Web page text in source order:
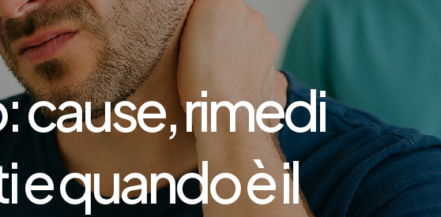
cause, rimedi
quando è il